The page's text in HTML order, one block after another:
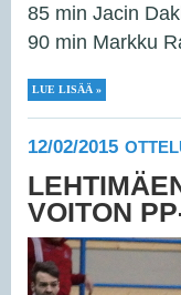
85 min Jacin
90 min Markku
LUE LISÄÄ »
12/02/2015
VOITON